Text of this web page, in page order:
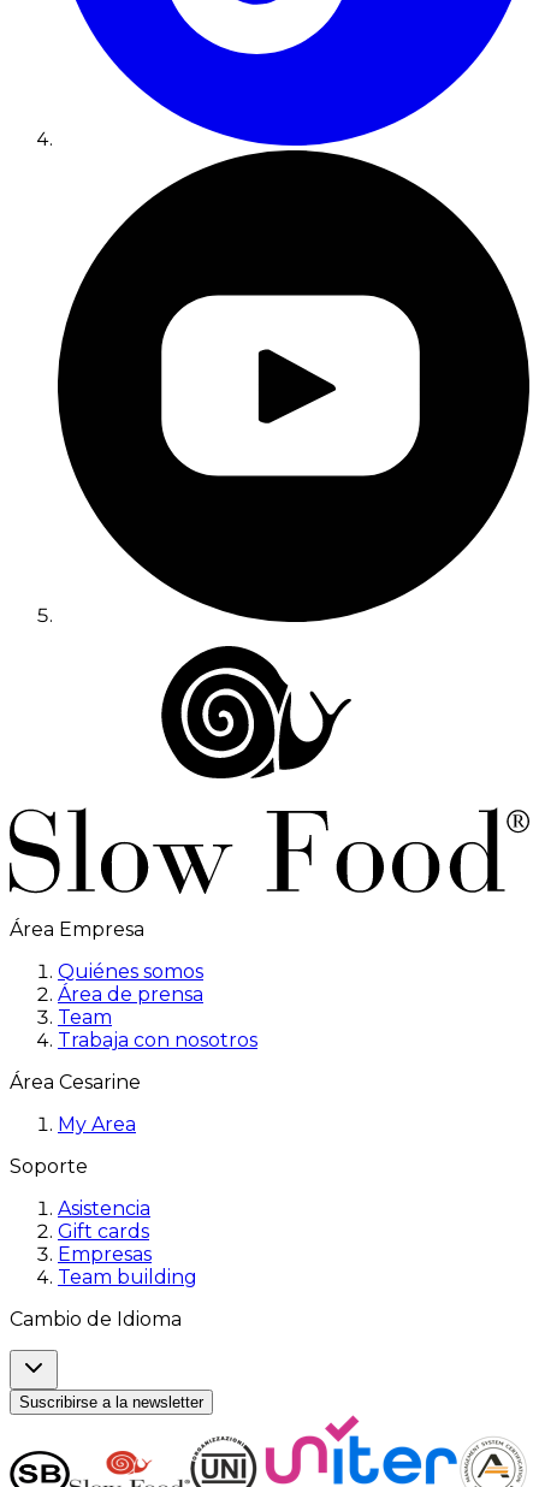
Área Empresa
Quiénes somos
Área de prensa
Team
Trabaja con nosotros
Área Cesarine
My Area
Soporte
Asistencia
Gift cards
Empresas
Team building
Cambio de Idioma
Suscribirse a la newsletter